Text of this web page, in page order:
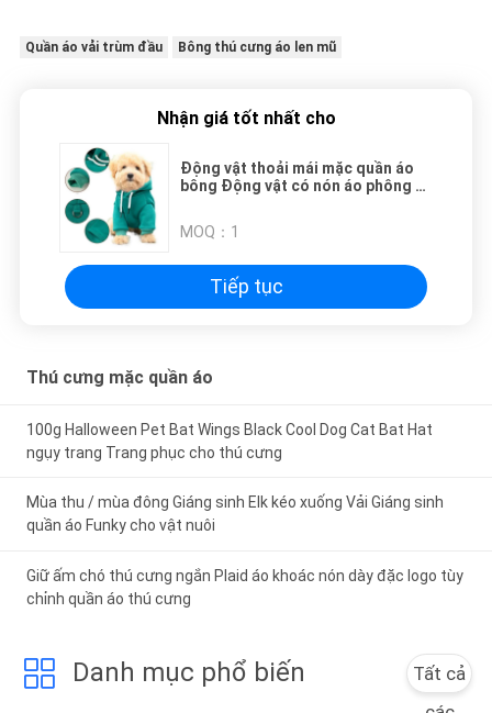
Quần áo vải trùm đầu Bông thú cưng áo len mũ
Nhận giá tốt nhất cho
Động vật thoải mái mặc quần áo
bông Động vật có nón áo phông S
MOQ： 1
Tiếp tục
Thú cưng mặc quần áo
100g Halloween Pet Bat Wings Black Cool Dog Cat Bat Hat
ngụy trang Trang phục cho thú cưng
Mùa thu / mùa đông Giáng sinh Elk kéo xuống Vải Giáng sinh
quần áo Funky cho vật nuôi
Giữ ấm chó thú cưng ngắn Plaid áo khoác nón dày đặc logo tùy
chỉnh quần áo thú cưng
Danh mục phổ biến
Tất cả